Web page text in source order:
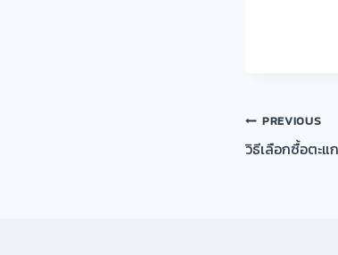
แนะแนว
เรื่อง
PREVIOUS
วิธีเลือกซื้อตะแ